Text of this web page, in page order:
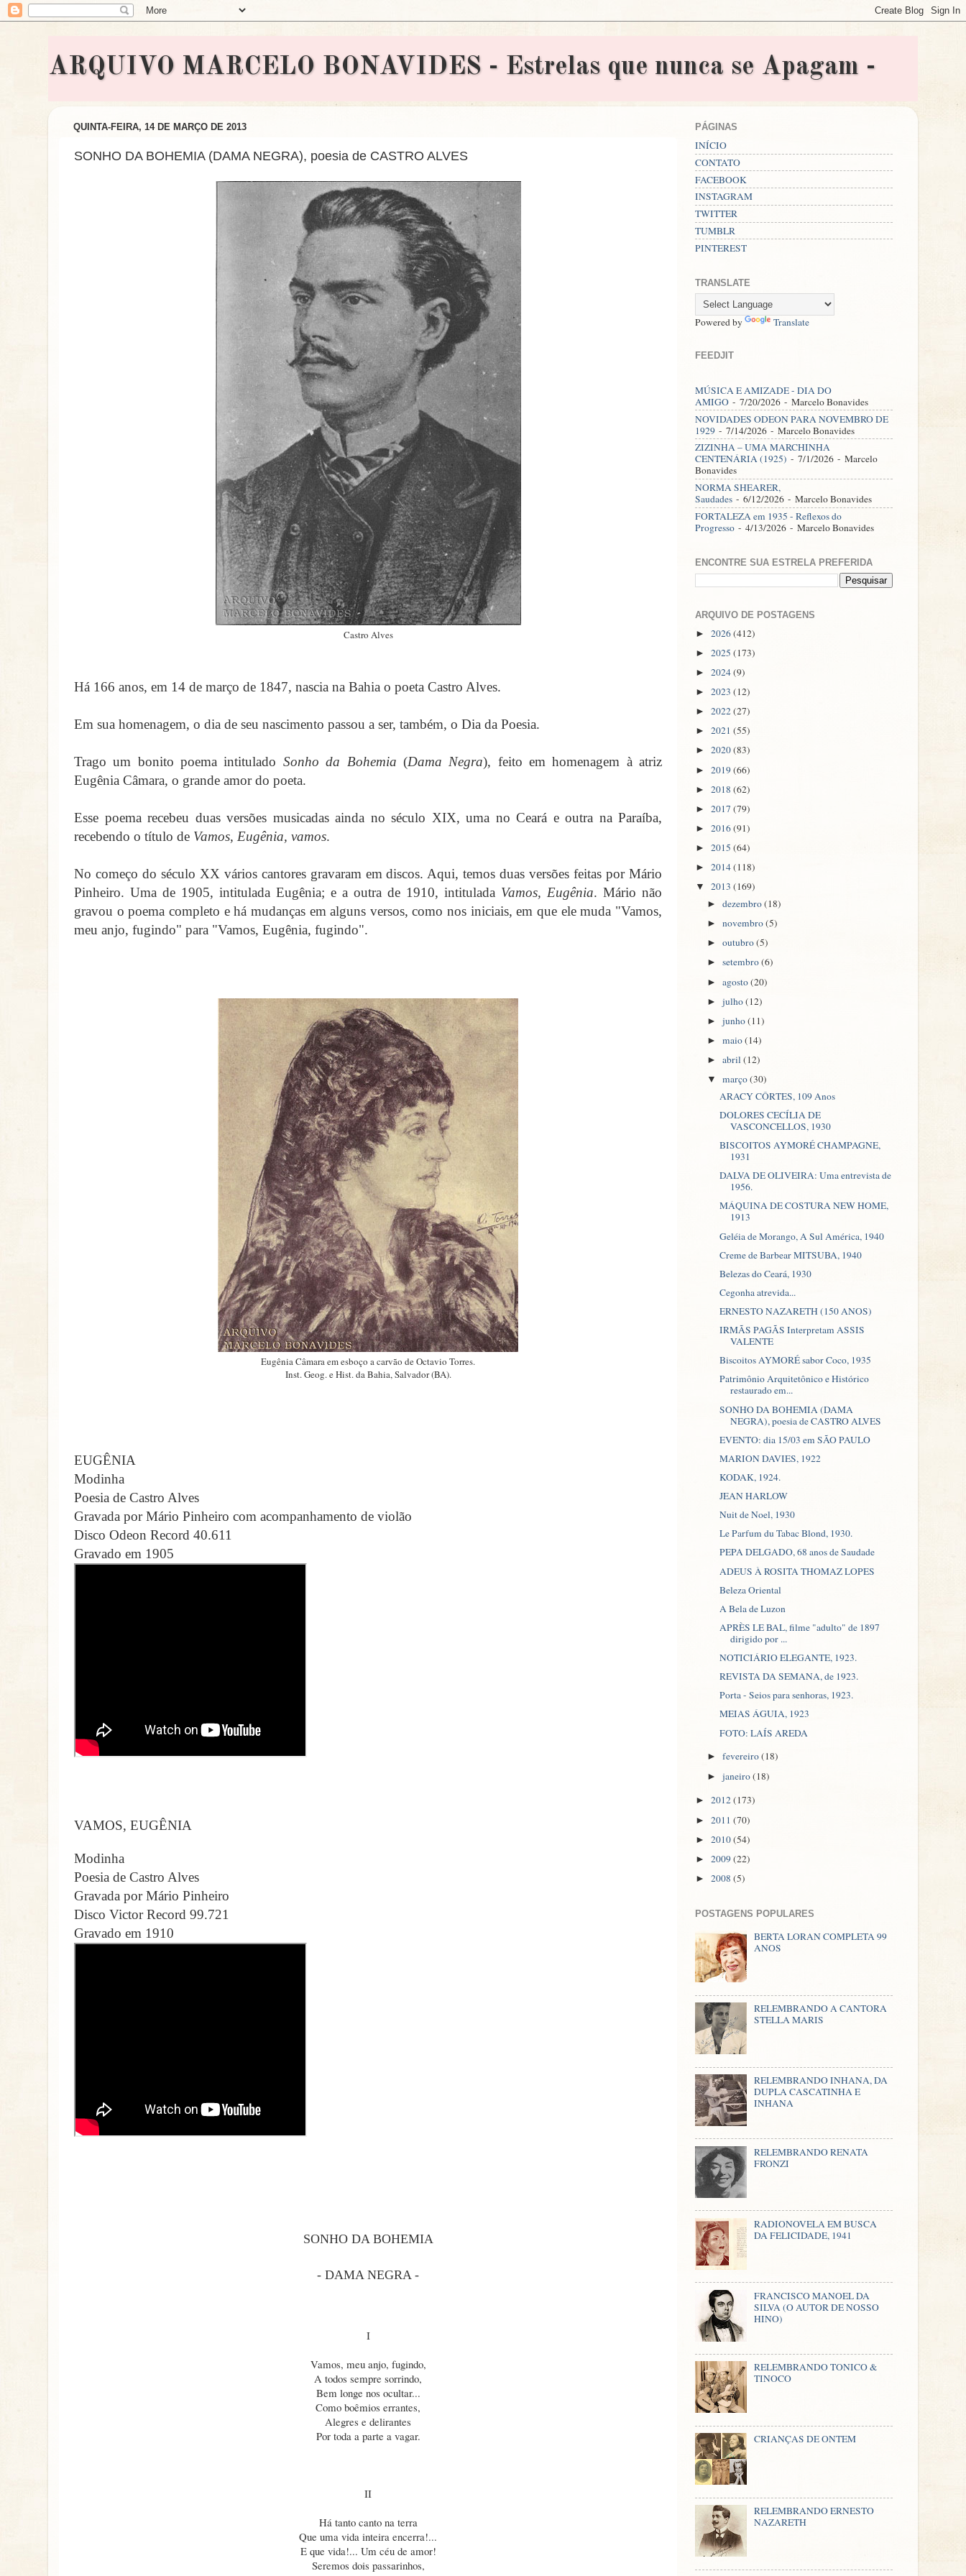
ARQUIVO MARCELO BONAVIDES - Estrelas que nunca se Apagam -
QUINTA-FEIRA, 14 DE MARÇO DE 2013
SONHO DA BOHEMIA (DAMA NEGRA), poesia de CASTRO ALVES
Castro Alves
Há 166 anos, em 14 de março de 1847, nascia na Bahia o poeta Castro Alves.
Em sua homenagem, o dia de seu nascimento passou a ser, também, o Dia da Poesia.
Trago um bonito poema intitulado Sonho da Bohemia (Dama Negra), feito em homenagem à atriz
Eugênia Câmara, o grande amor do poeta.
Esse poema recebeu duas versões musicadas ainda no século XIX, uma no Ceará e outra na Paraíba,
recebendo o título de Vamos, Eugênia, vamos.
No começo do século XX vários cantores gravaram em discos. Aqui, temos duas versões feitas por Mário
Pinheiro. Uma de 1905, intitulada Eugênia; e a outra de 1910, intitulada Vamos, Eugênia. Mário não
gravou o poema completo e há mudanças em alguns versos, como nos iniciais, em que ele muda "Vamos,
meu anjo, fugindo" para "Vamos, Eugênia, fugindo".
Eugênia Câmara em esboço a carvão de Octavio Torres.
Inst. Geog. e Hist. da Bahia, Salvador (BA).
EUGÊNIA
Modinha
Poesia de Castro Alves
Gravada por Mário Pinheiro com acompanhamento de violão
Disco Odeon Record 40.611
Gravado em 1905
VAMOS, EUGÊNIA
Modinha
Poesia de Castro Alves
Gravada por Mário Pinheiro
Disco VictorRecord 99.721
Gravado em 1910
SONHO DA BOHEMIA
- DAMA NEGRA -
I
Vamos, meu anjo, fugindo,
A todos sempre sorrindo,
Bem longe nos ocultar...
Como boêmios errantes,
Alegres e delirantes
Por toda a parte a vagar.
II
Há tanto canto na terra
Que uma vida inteira encerra!...
E que vida!... Um céu de amor!
Seremos dois passarinhos,
PÁGINAS
INÍCIO
CONTATO
FACEBOOK
INSTAGRAM
TWITTER
TUMBLR
PINTEREST
TRANSLATE
Powered by Translate
FEEDJIT
MÚSICA E AMIZADE - DIA DO
AMIGO - 7/20/2026 - Marcelo Bonavides
NOVIDADES ODEON PARA NOVEMBRO DE
1929 - 7/14/2026 - Marcelo Bonavides
ZIZINHA – UMA MARCHINHA
CENTENÁRIA (1925) - 7/1/2026 - Marcelo
Bonavides
NORMA SHEARER,
Saudades - 6/12/2026 - Marcelo Bonavides
FORTALEZA em 1935 - Reflexos do
Progresso - 4/13/2026 - Marcelo Bonavides
ENCONTRE SUA ESTRELA PREFERIDA
ARQUIVO DE POSTAGENS
► 2026(412)
► 2025 (173)
► 2024(9)
► 2023 (12)
► 2022(27)
► 2021 (55)
► 2020(83)
► 2019(66)
► 2018 (62)
► 2017 (79)
► 2016(91)
► 2015 (64)
► 2014(118)
▼ 2013 (169)
►dezembro(18)
►novembro(5)
►outubro(5)
►setembro(6)
►agosto(20)
►julho(12)
►junho(11)
►maio(14)
►abril(12)
▼março(30)
ARACY CÔRTES, 109 Anos
DOLORES CECÍLIA DE
VASCONCELLOS, 1930
BISCOITOS AYMORÉ CHAMPAGNE,
1931
DALVA DE OLIVEIRA: Uma entrevista de
1956.
MÁQUINA DE COSTURA NEW HOME,
1913
Geléia de Morango, A Sul América, 1940
Creme de Barbear MITSUBA, 1940
Belezas do Ceará, 1930
Cegonha atrevida...
ERNESTO NAZARETH (150 ANOS)
IRMÃS PAGÃS Interpretam ASSIS
VALENTE
Biscoitos AYMORÉ sabor Coco, 1935
Patrimônio Arquitetônico e Histórico
restaurado em...
SONHO DA BOHEMIA (DAMA
NEGRA), poesia de CASTRO ALVES
EVENTO: dia 15/03 em SÃO PAULO
MARION DAVIES, 1922
KODAK, 1924.
JEAN HARLOW
Nuit de Noel, 1930
Le Parfum du Tabac Blond, 1930.
PEPA DELGADO, 68 anos de Saudade
ADEUS À ROSITA THOMAZ LOPES
Beleza Oriental
A Bela de Luzon
APRÈS LE BAL, filme "adulto" de 1897
dirigido por ...
NOTICIÁRIO ELEGANTE, 1923.
REVISTA DA SEMANA, de 1923.
Porta - Seios para senhoras, 1923.
MEIAS ÁGUIA, 1923
FOTO: LAÍS AREDA
►fevereiro(18)
►janeiro(18)
► 2012(173)
► 2011 (70)
► 2010(54)
► 2009(22)
► 2008 (5)
POSTAGENS POPULARES
BERTA LORAN COMPLETA 99
ANOS
RELEMBRANDO A CANTORA
STELLA MARIS
RELEMBRANDO INHANA, DA
DUPLA CASCATINHA E
INHANA
RELEMBRANDO RENATA
FRONZI
RADIONOVELA EM BUSCA
DA FELICIDADE, 1941
FRANCISCO MANOEL DA
SILVA (O AUTOR DE NOSSO
HINO)
RELEMBRANDO TONICO &
TINOCO
CRIANÇAS DE ONTEM
RELEMBRANDO ERNESTO
NAZARETH